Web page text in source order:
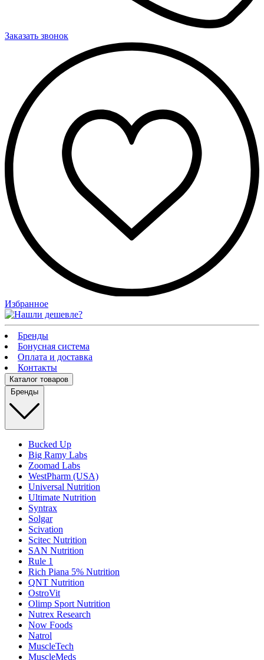
Заказать звонок
Избранное
Бренды
Бонусная система
Оплата и доставка
Контакты
Каталог товаров
Бренды
Bucked Up
Big Ramy Labs
Zoomad Labs
WestPharm (USA)
Universal Nutrition
Ultimate Nutrition
Syntrax
Solgar
Scivation
Scitec Nutrition
SAN Nutrition
Rule 1
Rich Piana 5% Nutrition
QNT Nutrition
OstroVit
Olimp Sport Nutrition
Nutrex Research
Now Foods
Natrol
MuscleTech
MuscleMeds